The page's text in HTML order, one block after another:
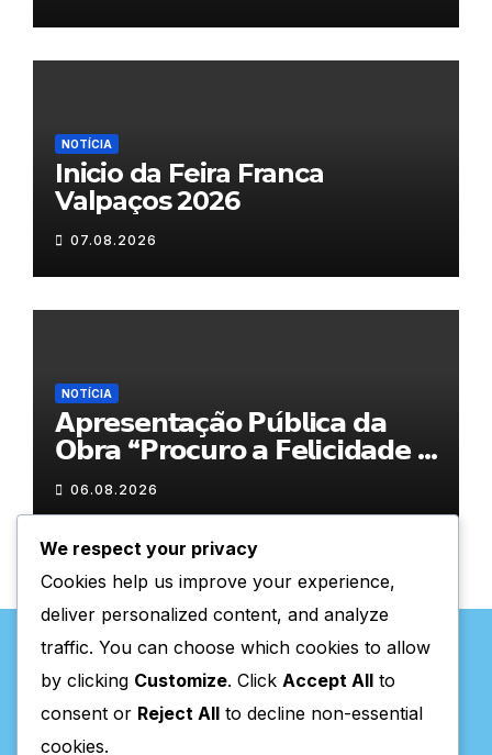
NOTÍCIA
Inicio da Feira Franca
Valpaços 2026
07.08.2026
NOTÍCIA
𝗔𝗽𝗿𝗲𝘀𝗲𝗻𝘁𝗮𝗰̧𝗮̃𝗼 𝗣𝘂́𝗯𝗹𝗶𝗰𝗮 𝗱𝗮
𝗢𝗯𝗿𝗮 “𝗣𝗿𝗼𝗰𝘂𝗿𝗼 𝗮 𝗙𝗲𝗹𝗶𝗰𝗶𝗱𝗮𝗱𝗲 𝗲
𝗲𝗹𝗮 𝗺𝗼𝗿𝗮 𝗰𝗼𝗺𝗶𝗴𝗼”
06.08.2026
Valpaços Online
We respect your privacy
Cookies help us improve your experience,
deliver personalized content, and analyze
traffic. You can choose which cookies to allow
by clicking Customize. Click Accept All to
consent or Reject All to decline non-essential
cookies.